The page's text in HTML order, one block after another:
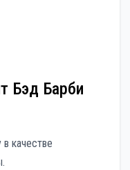
Бэд Барби
качестве